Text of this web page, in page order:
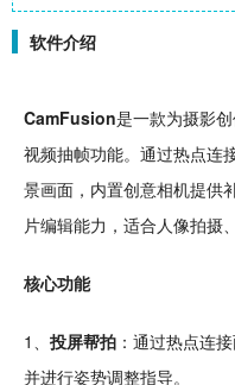
软件介绍
CamFusion是一款为摄影
视频抽帧功能。通过热点连
景画面，内置创意相机提供
片编辑能力，适合人像拍摄、
核心功能
1、 投屏帮拍 ：通过热点连
并进行姿势调整指导。